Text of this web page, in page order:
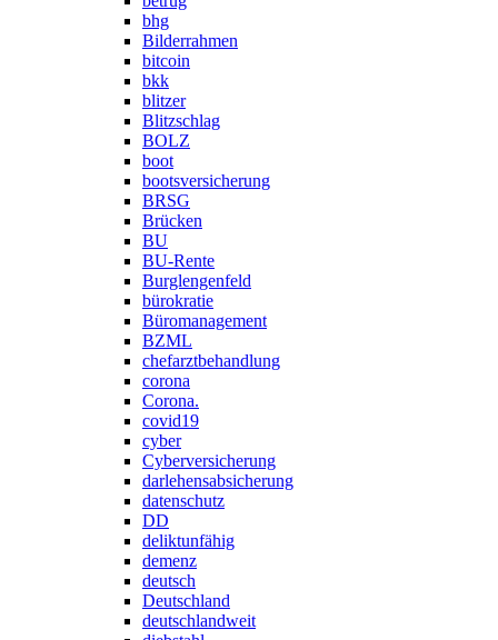
bhg
Bilderrahmen
bitcoin
bkk
blitzer
Blitzschlag
BOLZ
boot
bootsversicherung
BRSG
Brücken
BU
BU-Rente
Burglengenfeld
bürokratie
Büromanagement
BZML
chefarztbehandlung
corona
Corona.
covid19
cyber
Cyberversicherung
darlehensabsicherung
datenschutz
DD
deliktunfähig
demenz
deutsch
Deutschland
deutschlandweit